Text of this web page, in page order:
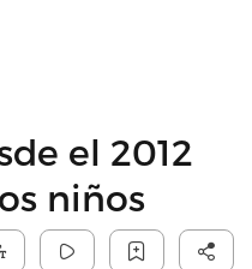
el 2012
niños